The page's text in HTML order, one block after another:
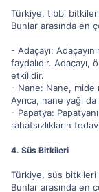
Türkiye, tıbbi
Bunlar arasında en
- Adaçayı:
faydalıdır. Adaçayı,
etkilidir.
- Nane: Nane, mide
Ayrıca, nane yağı
- Papatya:
rahatsızlıkların
4. Süs Bitkileri
Türkiye, süs bitkileri
Bunlar arasında en